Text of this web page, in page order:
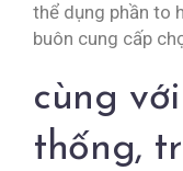
thể dụng phần to
buôn cung cấp
cùng
thống,